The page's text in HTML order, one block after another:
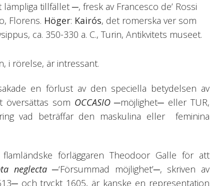
tillfället ─, fresk av Francesco de’ Rossi
Florens. Höger: Kairós, det romerska ver som
ca. 350-330 a. C., Turin, Antikvitets museet.
i rörelse, är intressant.
en förlust av den speciella betydelsen av
översättas som OCCASIO─möjlighet─ eller TUR,
vad beträffar den maskulina eller feminina
förläggaren Theodoor Galle för att
neglecta─‘Försummad möjlighet’─, skriven av
och tryckt 1605, är kanske en representation